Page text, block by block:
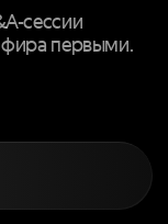
сессии
первыми.